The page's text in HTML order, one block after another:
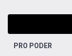
PRO PODER